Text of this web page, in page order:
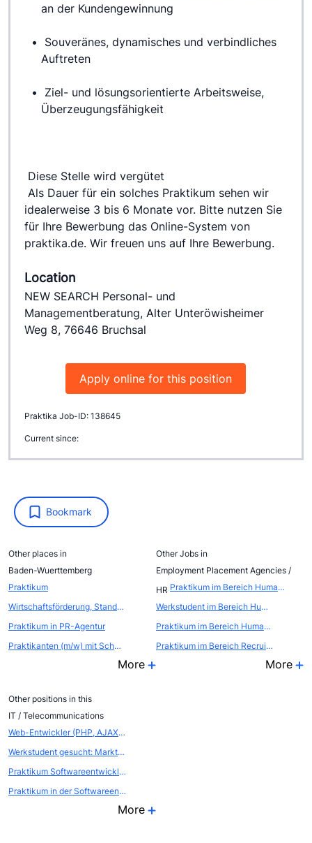
Bookmark
Other places in
Baden-Wuerttemberg
Praktikum
Wirtschaftsförderung, Standort- und Citymarketing
Praktikum in PR-Agentur
Praktikanten (m/w) mit Schwerpunkt Videoproduktion für unser Internet-Portal und unsere Web-Agentur
More
Other Jobs in
Employment Placement Agencies /
HR
Praktikum im Bereich Human Resources/Personalvermittlung in Berlin (m/w)
Werkstudent im Bereich Human Resources/Personalvermittlung in Berlin (m/w)
Praktikum im Bereich Human Resources (m/w/d) | Hamburg, Berlin oder remote
Praktikum im Bereich Recruiting & Employer Branding (w/m/d)
More
Other positions in this
IT / Telecommunications
Web-Entwickler (PHP, AJAX, .NET, MySQL)
Werkstudent gesucht: Marktanalyse, Dokumentation , Aufbereitung nahe Hannover 2min von Bhf. entfernt
Praktikum Softwareentwicklung Web oder .NET
Praktikum in der Softwareentwicklung
More
an der Kundengewinnung
Souveränes, dynamisches und verbindliches
Auftreten
Ziel- und lösungsorientierte Arbeitsweise,
Überzeugungsfähigkeit
Diese Stelle wird vergütet
idealerweise 3 bis 6 Monate vor. Bitte nutzen Sie
für Ihre Bewerbung das Online-System von
praktika.de. Wir freuen uns auf Ihre Bewerbung.
Location
NEW SEARCH Personal- und
Managementberatung, Alter Unteröwisheimer
Weg 8, 76646 Bruchsal
Apply online for this position
Praktika Job-ID: 138645
Current since: